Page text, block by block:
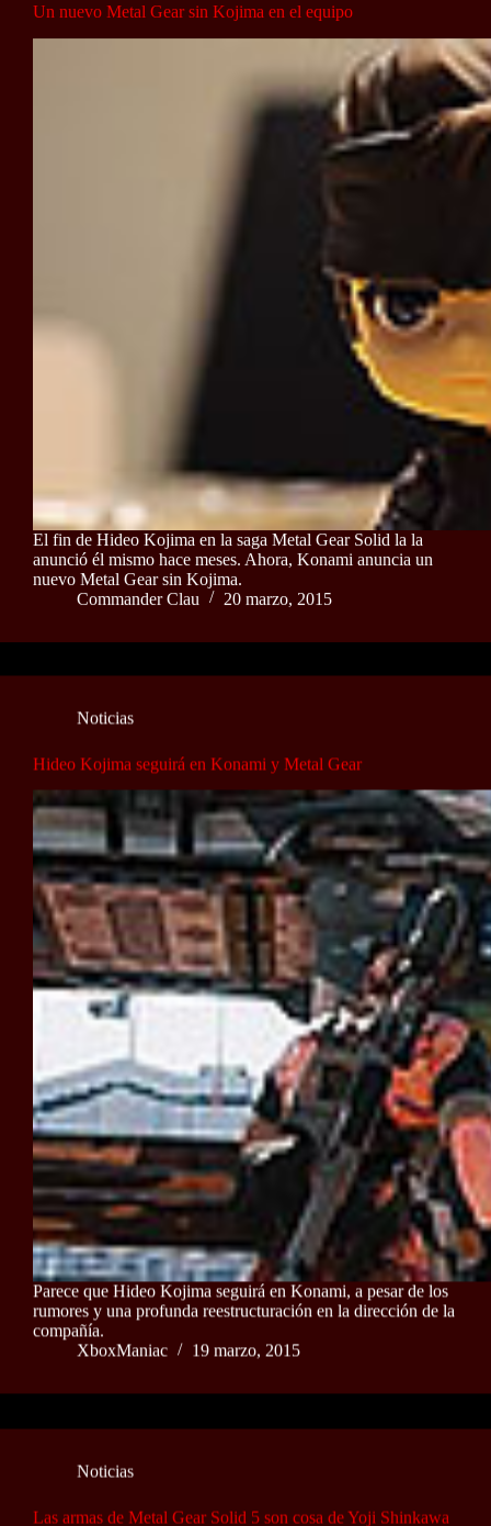
Un nuevo Metal Gear sin Kojima en el equipo
El fin de Hideo Kojima en la saga Metal Gear Solid la la
anunció él mismo hace meses. Ahora, Konami anuncia un
nuevo Metal Gear sin Kojima.
Commander Clau
20 marzo, 2015
Noticias
Hideo Kojima seguirá en Konami y Metal Gear
Parece que Hideo Kojima seguirá en Konami, a pesar de los
rumores y una profunda reestructuración en la dirección de la
compañía.
XboxManiac
19 marzo, 2015
Noticias
Las armas de Metal Gear Solid 5 son cosa de Yoji Shinkawa